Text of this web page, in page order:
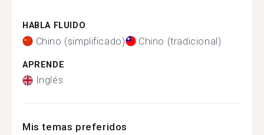
HABLA FLUIDO
Chino (simplificado) Chino (tradicional)
APRENDE
Inglés
Mis temas preferidos